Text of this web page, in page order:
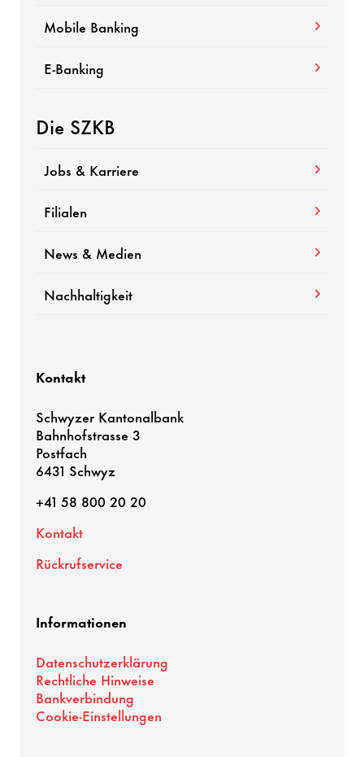
Mobile Banking
E-Banking
Die SZKB
Jobs & Karriere
Filialen
News & Medien
Nachhaltigkeit
Kontakt
Schwyzer Kantonalbank
Bahnhofstrasse 3
Postfach
6431 Schwyz
+41 58 800 20 20
Kontakt
Rückrufservice
Informationen
Datenschutzerklärung
Rechtliche Hinweise
Bankverbindung
Cookie-Einstellungen